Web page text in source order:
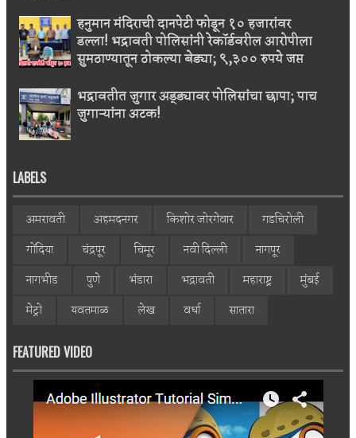
हनुमान मंदिराची दानपेटी फोडून १० हजारांवर
डल्ला! भद्रावती पोलिसांनी रेकॉर्डवरील आरोपीला
सुमठाण्यातून ठोकल्या बेड्या; ९,३०० रुपये जप्त
भद्रावतीत जुगार अड्ड्यावर पोलिसांचा छापा; पाच
जुगाऱ्यांना अटक!
LABELS
अमरावती अहमदनगर किशोर जोरगेवार
गडचिरोली
गोंदिया
चंद्रपूर चिमूर नवी दिल्ली
नागपूर
नागभीड
पुणे भंडारा भद्रावती महाराष्ट्र
मुंबई
मेट्रो
यवतमाळ लेख वर्धा सातारा
FEATURED VIDEO